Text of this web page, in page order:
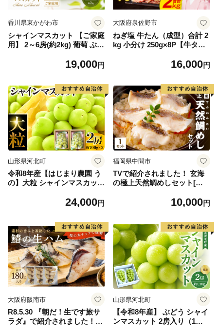
香川県東かがわ市
シャインマスカット 【ご家庭
用】 2～6房(約2kg) 葡萄 ぶど
もの 果実 旬の果物 旬のフル
19,000円
大阪府泉佐野市
ねぎ塩 牛たん（成型）合計 2
kg 小分け 250g×8P【牛タン
16,000円
山形県河北町
令和8年産【はじまり農園 う
の】大粒 シャインマスカット
河北町産 【河北町観光物産協
24,000円
福岡県中間市
TVで紹介されました！ 玄海
の極上天然鯛めしセット[鯛
だし]【010-0001】10,000円
大阪府阪南市
R8.5.30 『朝だ！生です旅サ
ラダ』で紹介されました！朝
山形県河北町
【令和8年産】 ぶどう シャイ
ンマスカット 2房入り（1房6